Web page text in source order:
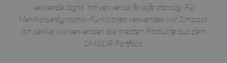
verwende Isight. Ich verwende fe-safe ständig. Für
Mehrkörperdynamik-Funktionen verwenden wir Simpack.
Ich denke, wir verwenden die meisten Produkte aus dem
SIMULIA Portfolio.